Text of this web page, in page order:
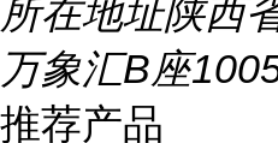
所在地址陕西
万象汇B座
推荐产品